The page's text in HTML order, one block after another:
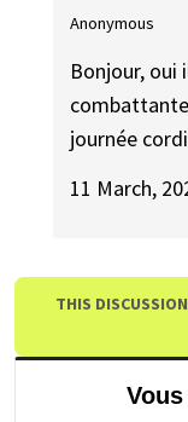
Anonymous
Bonjour, oui
journée
11 March,
THIS